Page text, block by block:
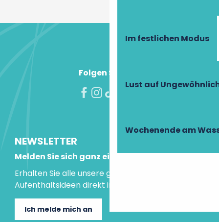
Im festlichen Modus
Lust auf
Wochenende am
Folgen Sie uns!
NEWSLETTER
Melden Sie sich ganz einfach an!
Erhalten Sie alle unsere guten Tipps und
Aufenthaltsideen direkt in Ihre Mailbox.
Ich melde mich an